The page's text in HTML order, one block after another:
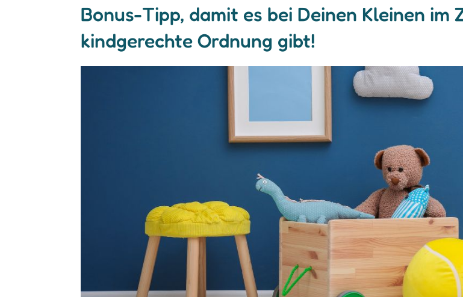
Bonus-Tipp, damit es bei Deinen Kleinen im
kindgerechte Ordnung gibt!